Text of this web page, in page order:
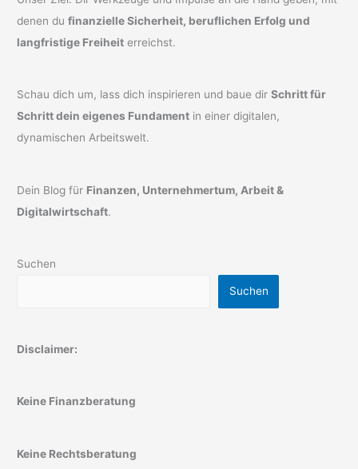
denen dufinanzielle Sicherheit, beruflichen Erfolg und
langfristige Freiheit erreichst.
Schau dich um, lass dich inspirieren und baue dirSchritt für
Schritt dein eigenes Fundament in einer digitalen,
dynamischen Arbeitswelt.
Dein Blog für Finanzen, Unternehmertum, Arbeit &
Digitalwirtschaft.
Suchen
Suchen
Disclaimer:
Keine Finanzberatung
Keine Rechtsberatung